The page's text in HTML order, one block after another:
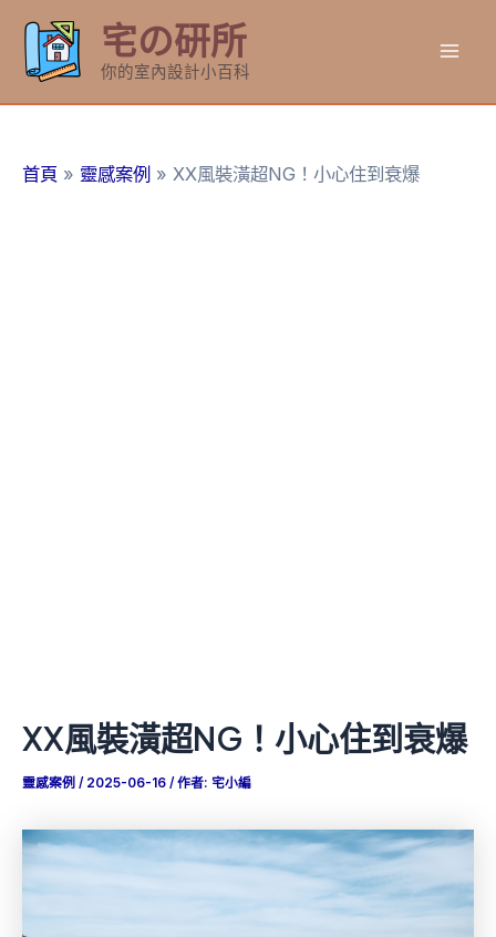
要
宅の研所
你的室內設計小百科
首頁 靈感案例 XX風裝潢超NG！小心住到衰爆
XX風裝潢超NG！小心住到衰爆
靈感案例 / 2025-06-16 / 作者: 宅小編